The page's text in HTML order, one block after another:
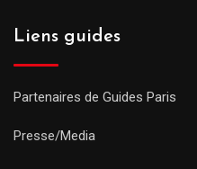
Liens guides
Partenaires de Guides Paris
Presse/Media